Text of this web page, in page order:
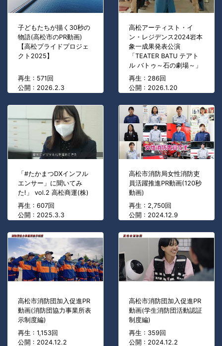
子どもたちが描く30秒の
物語(高松市のPR動画)
【高松プライドプロジェ
クト2025】
再生 : 571回
公開 : 2026.2.3
高松アーティスト・イ
ン・レジデンス2024岩本
象一成果発表公演
「TEATER BATU テアト
ル バトゥ～石の劇場～」
再生 : 286回
公開 : 2026.1.20
「#たかまつDXインフル
エンサー」に聞いてみ
た!」 vol.2 高松商運(株)
再生 : 607回
公開 : 2025.3.3
高松市消防局女性消防吏
員活躍推進PR動画(120秒
動画)
再生 : 2,750回
公開 : 2024.12.9
高松市消防団加入促進PR
動画(消防団協力事業所表
示制度編)
再生 : 1,153回
公開 : 2024.12.2
高松市消防団加入促進PR
動画(学生消防団活動認証
制度編)
再生 : 359回
公開 : 2024.12.2